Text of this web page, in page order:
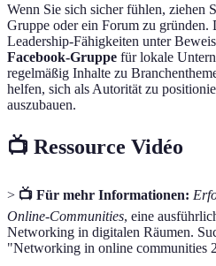
Wenn Sie sich sicher fühlen, ziehen
Gruppe oder ein Forum zu gründen.
Leadership-Fähigkeiten unter
Facebook-Gruppe für lokale
regelmäßig Inhalte zu
helfen, sich als Autorität zu
auszubauen.
📺 Ressource Vidéo
> 📺 Für mehr Informationen:
Online-Communities, eine
Networking in digitalen Räumen.
"Networking in online communities